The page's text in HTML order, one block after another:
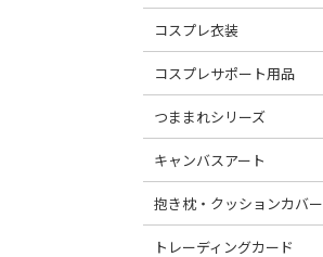
コスプレ衣装
コスプレサポート用品
つままれシリーズ
キャンバスアート
抱き枕・クッションカバー
トレーディングカード